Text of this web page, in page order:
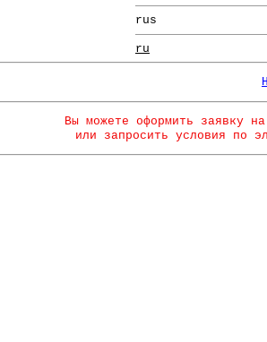
rus
ru
Вы можете оформить заявку
или запросить условия по